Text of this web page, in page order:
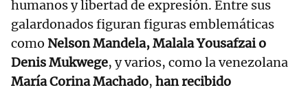
humanos y libertad de expresión. Entre sus
galardonados figuran figuras emblemáticas
como Nelson Mandela, Malala Yousafzai o
Denis Mukwege, y varios, como la venezolana
María Corina Machado, han recibido